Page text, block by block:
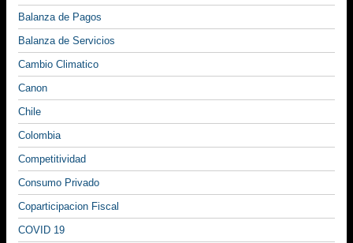
Balanza de Pagos
Balanza de Servicios
Cambio Climatico
Canon
Chile
Colombia
Competitividad
Consumo Privado
Coparticipacion Fiscal
COVID 19